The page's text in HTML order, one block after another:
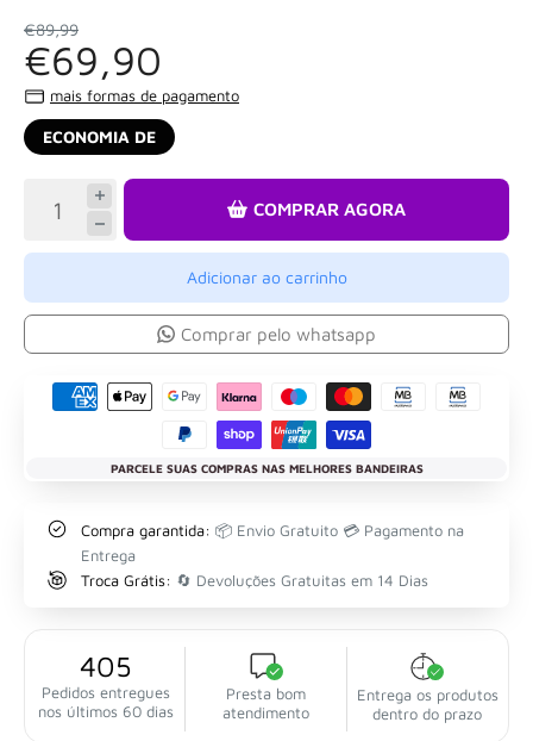
€89,99
€69,90
mais formas de pagamento
ECONOMIA DE
COMPRAR AGORA
Adicionar ao carrinho
Comprar pelo whatsapp
PARCELE SUAS COMPRAS NAS MELHORES BANDEIRAS
Compra garantida: 📦 Envio Gratuito 💳 Pagamento na
Entrega
Troca Grátis: 🔄 Devoluções Gratuitas em 14 Dias
405
Pedidos entregues
nos últimos 60 dias
Presta bom
atendimento
Entrega os produtos
dentro do prazo